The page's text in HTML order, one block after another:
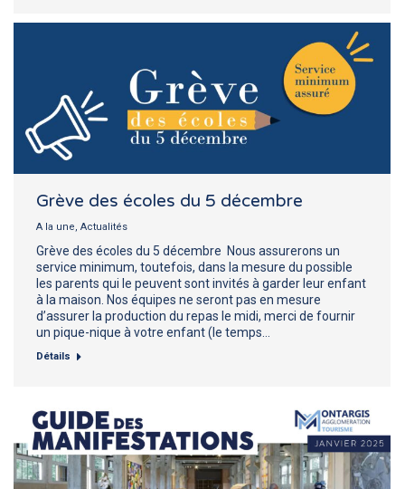
Grève des écoles du 5 décembre
A la une, Actualités
Grève des écoles du 5 décembre Nous assurerons un
service minimum, toutefois, dans la mesure du possible
les parents qui le peuvent sont invités à garder leur enfant
à la maison. Nos équipes ne seront pas en mesure
d’assurer la production du repas le midi, merci de fournir
un pique-nique à votre enfant (le temps…
Détails